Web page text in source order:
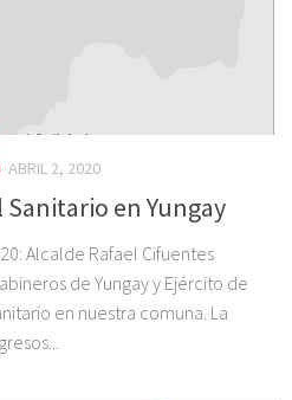
ABRIL 2, 2020
en Yungay
Alcalde Rafael Cifuentes
de Yungay y Ejército de
en nuestra comuna. La